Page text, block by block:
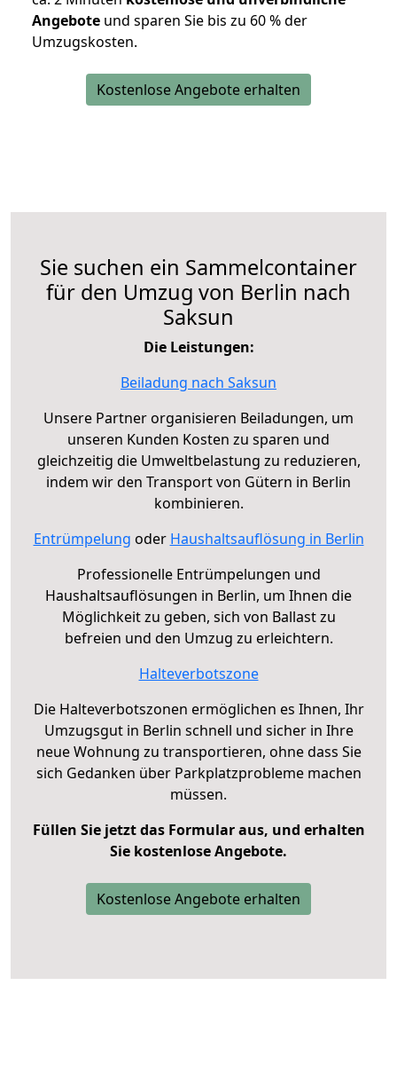
Angebote und sparen Sie bis zu 60 % der
Umzugskosten.
Kostenlose Angebote erhalten
Sie suchen ein Sammelcontainer
für den Umzug von Berlin nach
Saksun
Die Leistungen:
Beiladung nach Saksun
Unsere Partner organisieren Beiladungen, um
unseren Kunden Kosten zu sparen und
gleichzeitig die Umweltbelastung zu reduzieren,
indem wir den Transport von Gütern in Berlin
kombinieren.
Entrümpelung oder Haushaltsauflösung in Berlin
Professionelle Entrümpelungen und
Haushaltsauflösungen in Berlin, um Ihnen die
Möglichkeit zu geben, sich von Ballast zu
befreien und den Umzug zu erleichtern.
Halteverbotszone
Die Halteverbotszonen ermöglichen es Ihnen, Ihr
Umzugsgut in Berlin schnell und sicher in Ihre
neue Wohnung zu transportieren, ohne dass Sie
sich Gedanken über Parkplatzprobleme machen
müssen.
Füllen Sie jetzt das Formular aus, und erhalten
Sie kostenlose Angebote.
Kostenlose Angebote erhalten